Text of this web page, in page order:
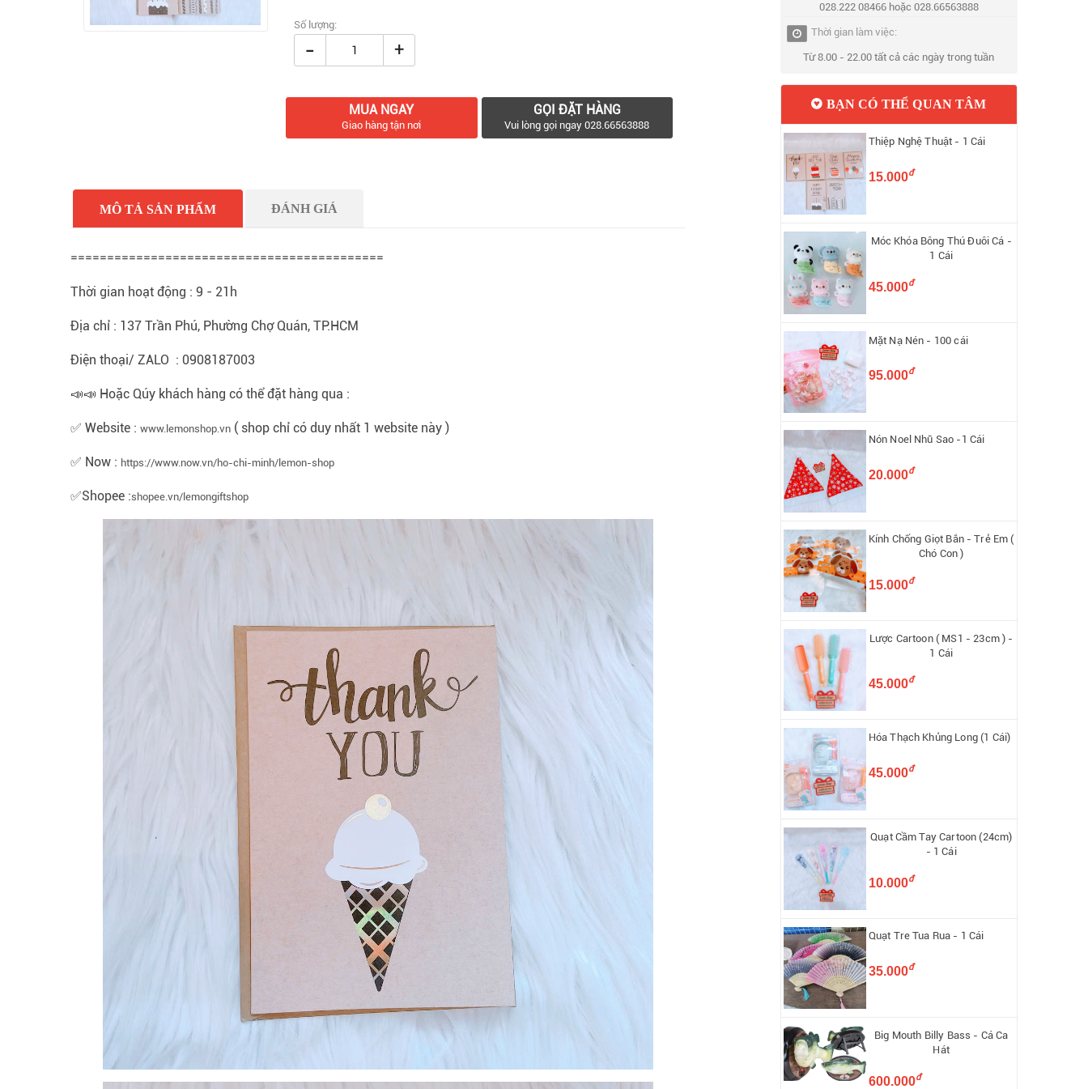
Số lượng:
- +
MUA NGAY
Giao hàng tận nơi
GỌI ĐẶT HÀNG
Vui lòng gọi ngay 028.66563888
MÔ TẢ SẢN PHẨM ĐÁNH GIÁ
===========================================
Thời gian hoạt động : 9 - 21h
Địa chỉ : 137 Trần Phú, Phường Chợ Quán, TP.HCM
Điện thoại/ ZALO : 0908187003
📣📣 Hoặc Qúy khách hàng có thể đặt hàng qua :
✅ Website :www.lemonshop.vn ( shop chỉ có duy nhất 1 website này )
✅ Now : https://www.now.vn/ho-chi-minh/lemon-shop
✅Shopee :shopee.vn/lemongiftshop
028.222 08466 hoặc 028.66563888
Thời gian làm việc:
Từ 8.00 - 22.00 tất cả các ngày trong tuần
BẠN CÓ THỂ QUAN TÂM
Thiệp Nghệ Thuật - 1 Cái
15.000đ
Móc Khóa Bông Thú Đuôi Cá -
1 Cái
45.000đ
Mặt Nạ Nén - 100 cái
95.000đ
Nón Noel Nhũ Sao -1 Cái
20.000đ
Kính Chống Giọt Bắn - Trẻ Em (
Chó Con )
15.000đ
Lược Cartoon ( MS1 - 23cm ) -
1 Cái
45.000đ
Hóa Thạch Khủng Long (1 Cái)
45.000đ
Quạt Cầm Tay Cartoon (24cm)
- 1 Cái
10.000đ
Quạt Tre Tua Rua - 1 Cái
35.000đ
Big Mouth Billy Bass - Cá Ca
Hát
600.000đ